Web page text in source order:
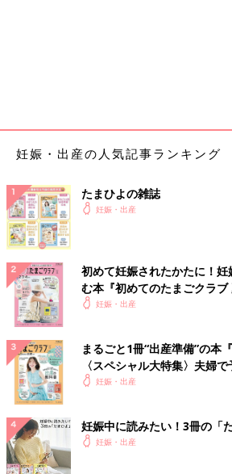
生活スタイルは、妊娠トラブルを招きやす
血液循環が悪くなる行動、塩分をとり過ぎ
妊娠21週未満の人はとくに注意が必要
次のような症状はありませんか？
・急激にむくんできた
・妊娠21週未満なのにむくんでいる
急激なむくみ症状や、
みは、なんらかの病気のサインかもしれま
症状チェックに当てはまる項目が急に増え
やすい体質でもないのに、妊娠21週未満
注意です。
むくみ解消のポイント①塩分コン
むくみは、塩分のとりすぎからきているこ
妊娠・出産の人気記事ランキング
たまひよの雑誌
妊娠・出産
初めて妊娠されたかたに！
む本『初めてのたまごクラブ
妊娠・出産
まるごと1冊“出産準備”の本
〈スペシャル大特集〉夫婦
妊娠・出産
妊娠中に読みたい！3冊の「
妊娠・出産